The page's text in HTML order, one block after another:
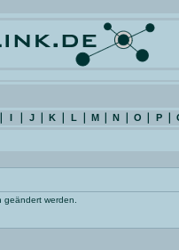
I J K L M N O P
werden.